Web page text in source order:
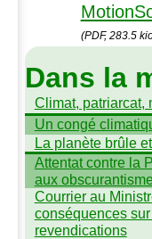
(PDF, 283.5
Dans la
Climat, patriarcat,
Un congé
La planète brûle
Attentat contre la
aux
Courrier au
conséquences
revendications